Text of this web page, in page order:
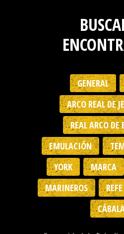
GENERAL
ARCO REAL DE
REAL ARCO DE
EMULACIÓN
YORK
MARCA
MARINEROS
REFE